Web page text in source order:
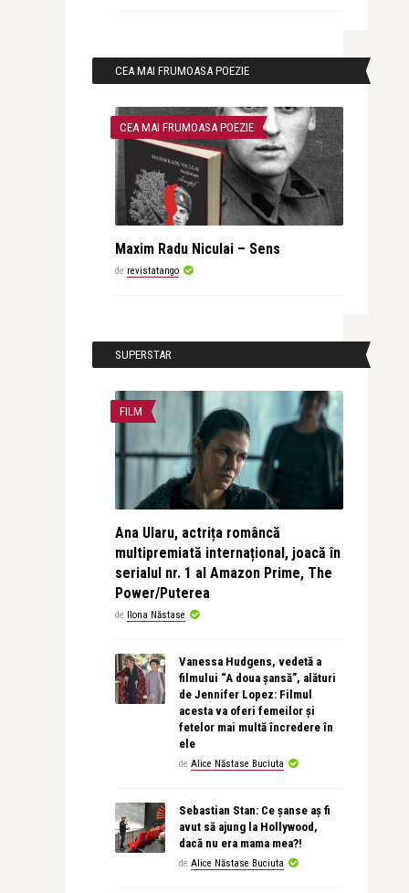
CEA MAI FRUMOASA POEZIE
CEA MAI FRUMOASA POEZIE
Maxim Radu Niculai – Sens
de revistatango
SUPERSTAR
FILM
Ana Ularu, actrița româncă
multipremiată internațional, joacă în
serialul nr. 1 al Amazon Prime, The
Power/Puterea
de Ilona Năstase
Vanessa Hudgens, vedetă a
filmului “A doua șansă”, alături
de Jennifer Lopez: Filmul
acesta va oferi femeilor și
fetelor mai multă încredere în
ele
de Alice Năstase Buciuta
Sebastian Stan: Ce șanse aș fi
avut să ajung la Hollywood,
dacă nu era mama mea?!
de Alice Năstase Buciuta